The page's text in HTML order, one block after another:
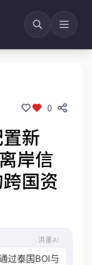
0
新
岸信
国资
洪墨AI
过泰国BOI与